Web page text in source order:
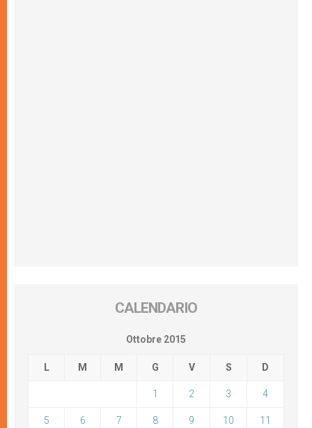
CALENDARIO
Ottobre 2015
L M M G V S D
1 2 3 4
5 6 7 8 9 10 11